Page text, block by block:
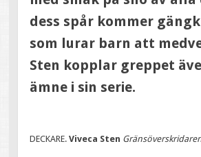
dess spår kommer
som lurar barn att
Sten kopplar greppet
ämne i sin serie.
DECKARE.Viveca Sten